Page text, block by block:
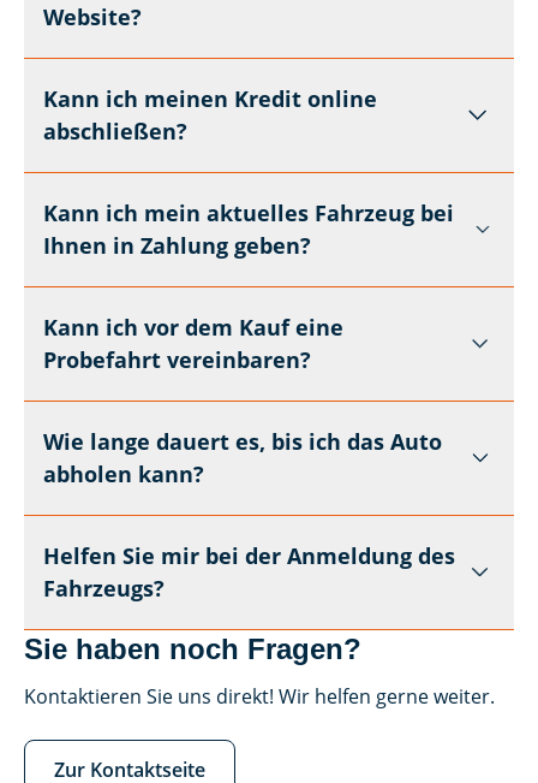
Website?
Kann ich meinen Kredit online
abschließen?
Kann ich mein aktuelles Fahrzeug bei
Ihnen in Zahlung geben?
Kann ich vor dem Kauf eine
Probefahrt vereinbaren?
Wie lange dauert es, bis ich das Auto
abholen kann?
Helfen Sie mir bei der Anmeldung des
Fahrzeugs?
Sie haben noch Fragen?
Kontaktieren Sie uns direkt! Wir helfen gerne weiter.
Zur Kontaktseite